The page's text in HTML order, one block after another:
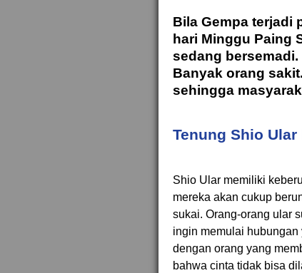
Bila Gempa terjadi
hari Minggu Paing
sedang
Banyak orang
sehingga
Tenung Shio
Shio Ular memiliki
mereka akan cukup
sukai. Orang-orang ular
ingin memulai hubungan
dengan orang yang
bahwa cinta tidak bisa